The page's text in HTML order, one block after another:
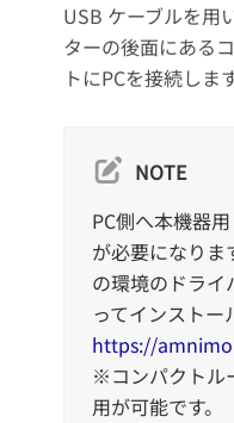
USB ケーブルを用
ターの後面にある
トにPCを接続します
NOTE
PC側へ本機器
が必要になりま
の環境のドライ
ってインストー
https://
※コンパクトル
用が可能です。